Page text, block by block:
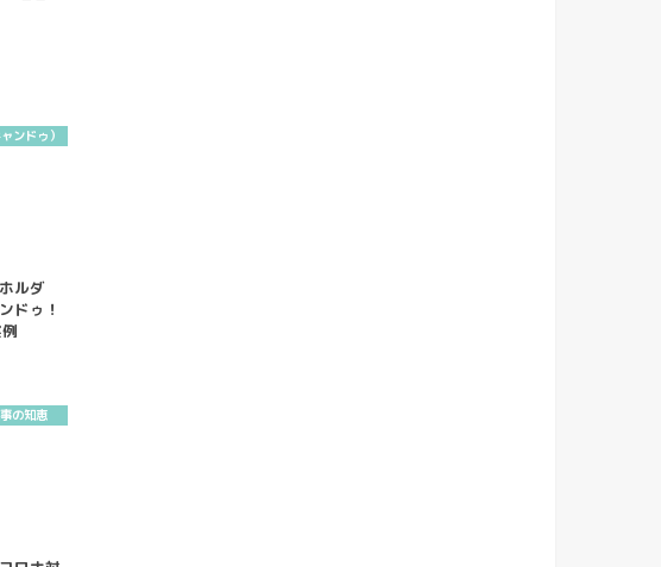
ンドゥ）
ルダ
ドゥ！
の知恵